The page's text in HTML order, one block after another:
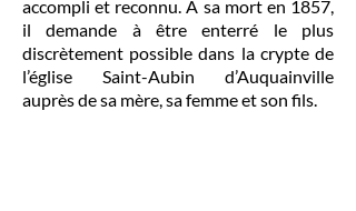
accompli et reconnu. A sa mort en 1857,
il demande à être enterré le plus
discrètement possible dans la crypte de
l’église Saint-Aubin d’Auquainville
auprès de sa mère, sa femme et son fils.